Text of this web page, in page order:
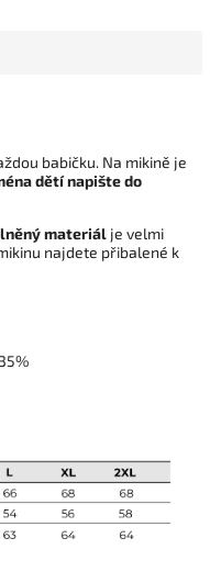
babičku. Na mikině je
dětí napište do
materiál je velmi
najdete přibalené k